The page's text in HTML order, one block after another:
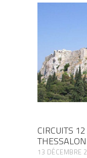
CIRCUITS
13 DÉCEMBRE